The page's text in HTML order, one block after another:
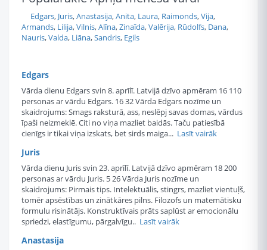
Edgars, Juris,Anastasija,Anita, Laura, Raimonds,Vija,
Armands, Lilija,Vilnis,Alīna,Zinaīda,Valērija, Rūdolfs, Dana,
Nauris,Valda, Liāna,Sandris, Egils
Edgars
Vārda dienu Edgars svin 8. aprīlī. Latvijā dzīvo apmēram 16 110
personas ar vārdu Edgars. 16 32 Vārda Edgars nozīme un
skaidrojums: Smags raksturā, ass, neslēpj savas domas, vārdus
īpaši neizmeklē. Citi no viņa mazliet baidās. Taču patiesībā
cienīgs ir tikai viņa izskats, bet sirds maiga... Lasīt vairāk
Juris
Vārda dienu Juris svin 23. aprīlī. Latvijā dzīvo apmēram 18 200
personas ar vārdu Juris. 5 26 Vārda Juris nozīme un
skaidrojums: Pirmais tips. Intelektuālis, stingrs, mazliet vientuļš,
tomēr apsēstības un zinātkāres pilns. Filozofs un matemātisku
formulu risinātājs. Konstruktīvais prāts saplūst ar emocionālu
spriedzi, elastīgumu, pārgalvīgu.. Lasīt vairāk
Anastasija